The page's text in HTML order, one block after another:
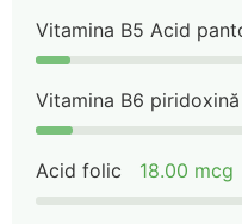
Vitamina B5 Acid
Vitamina B6 piridoxină
Acid folic 18.00 mcg